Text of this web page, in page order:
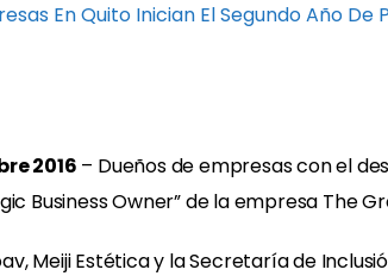
En Quito Inician El Segundo Año
2016 – Dueños de empresas con el
Business Owner” de la empresa The
Meiji Estética y la Secretaría de